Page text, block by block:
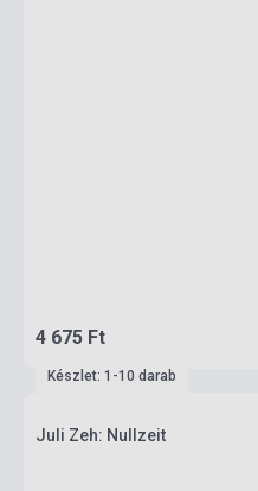
4 675 Ft
Készlet: 1-10 darab
Juli Zeh: Nullzeit